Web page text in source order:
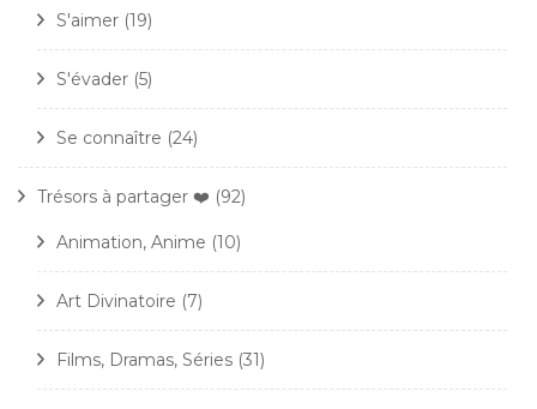
S'aimer (19)
S'évader (5)
Se connaître (24)
Trésors à partager ❤️ (92)
Animation, Anime (10)
Art Divinatoire (7)
Films, Dramas, Séries (31)